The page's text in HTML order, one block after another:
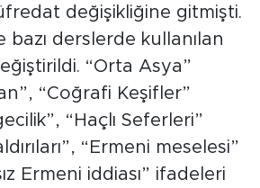
değişikliğine gitmişti.
bazı derslerde kullanılan
“Orta Asya”
“Coğrafi Keşifler”
“Haçlı Seferleri”
“Ermeni meselesi”
Ermeni iddiası” ifadeleri